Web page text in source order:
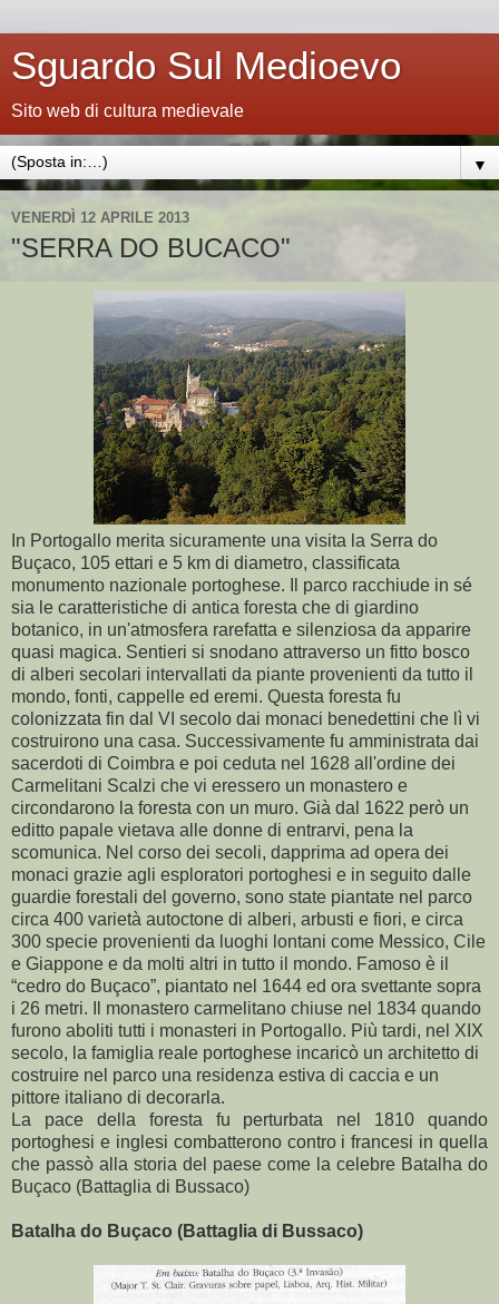
Sguardo Sul Medioevo
Sito web di cultura medievale
▼
VENERDÌ 12 APRILE 2013
"SERRA DO BUCACO"
In Portogallo merita sicuramente una visita la Serra do
Buçaco, 105 ettari e 5 km di diametro, classificata
monumento nazionale portoghese. Il parco racchiude in sé
sia le caratteristiche di antica foresta che di giardino
botanico, in un'atmosfera rarefatta e silenziosa da apparire
quasi magica. Sentieri si snodano attraverso un fitto bosco
di alberi secolari intervallati da piante provenienti da tutto il
mondo, fonti, cappelle ed eremi. Questa foresta fu
colonizzata fin dal VI secolo dai monaci benedettini che lì vi
costruirono una casa. Successivamente fu amministrata dai
sacerdoti di Coimbra e poi ceduta nel 1628 all'ordine dei
Carmelitani Scalzi che vi eressero un monastero e
circondarono la foresta con un muro. Già dal 1622 però un
editto papale vietava alle donne di entrarvi, pena la
scomunica. Nel corso dei secoli, dapprima ad opera dei
monaci grazie agli esploratori portoghesi e in seguito dalle
guardie forestali del governo, sono state piantate nel parco
circa 400 varietà autoctone di alberi, arbusti e fiori, e circa
300 specie provenienti da luoghi lontani come Messico, Cile
e Giappone e da molti altri in tutto il mondo. Famoso è il
“cedro do Buçaco”, piantato nel 1644 ed ora svettante sopra
i 26 metri.
Il monastero carmelitano chiuse nel 1834 quando
furono aboliti tutti i monasteri in Portogallo. Più tardi, nel XIX
secolo, la famiglia reale portoghese incaricò un architetto di
costruire nel parco una residenza estiva di caccia e un
pittore italiano di decorarla.
La pace della foresta fu perturbata nel 1810 quando
portoghesi e inglesi combatterono contro i francesi in quella
che passò alla storia del paese come la celebre Batalha do
Buçaco (Battaglia di Bussaco)
Batalha do Buçaco (Battaglia di Bussaco)